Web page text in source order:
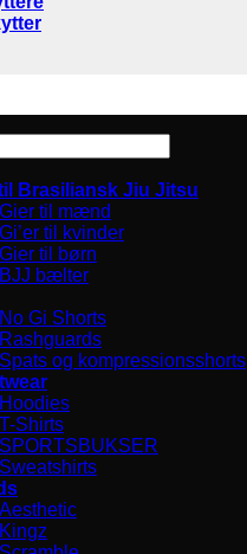
til Brasiliansk Jiu Jitsu
Gier til mænd
Gi’er til kvinder
Gier til børn
BJJ bælter
No Gi Shorts
Rashguards
Spats og kompressionsshorts
Hoodies
T-Shirts
SPORTSBUKSER
Sweatshirts
Aesthetic
Kingz